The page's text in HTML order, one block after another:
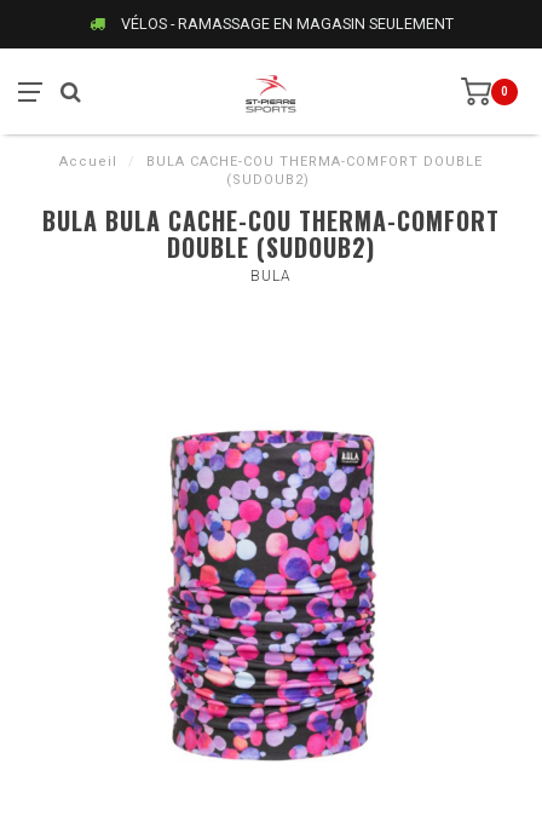
VÉLOS - RAMASSAGE EN MAGASIN SEULEMENT
0
Accueil /
BULA CACHE-COU THERMA-COMFORT DOUBLE
(SUDOUB2)
BULA BULA CACHE-COU THERMA-COMFORT
DOUBLE (SUDOUB2)
BULA